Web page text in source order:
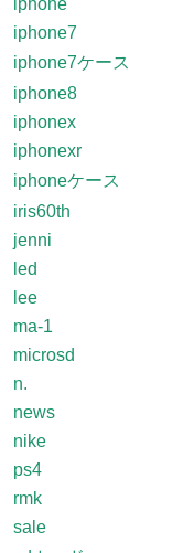
iphone
iphone7
iphone7ケース
iphone8
iphonex
iphonexr
iphoneケース
iris60th
jenni
led
lee
ma-1
microsd
n.
news
nike
ps4
rmk
sale